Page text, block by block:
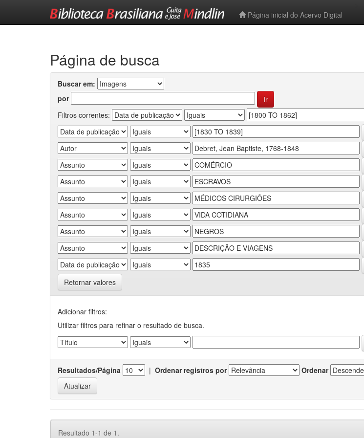
Página inicial do Acervo Digital
Página de busca
Buscar em:
por
Filtros correntes:
Retornar valores
Adicionar filtros:
Utilizar filtros para refinar o resultado de busca.
Resultados/Página | Ordenar registros por Ordenar
Resultado 1-1 de 1.